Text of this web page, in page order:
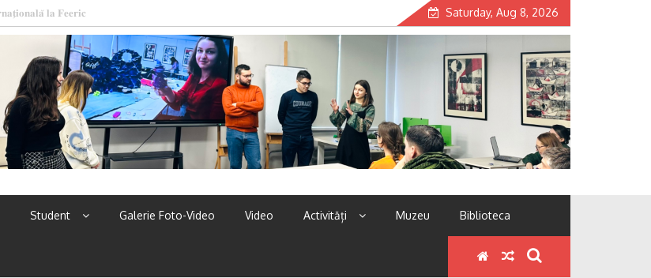
Saturday, Aug 8, 2026
Student Galerie Foto-Video Video Activități Muzeu Biblioteca